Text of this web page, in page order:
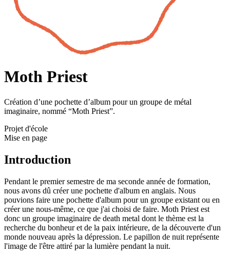
Moth Priest
Création d’une pochette d’album pour un groupe de métal
imaginaire, nommé “Moth Priest”.
Projet d'école
Mise en page
Introduction
Pendant le premier semestre de ma seconde année de formation,
nous avons dû créer une pochette d'album en anglais. Nous
pouvions faire une pochette d'album pour un groupe existant ou en
créer une nous-même, ce que j'ai choisi de faire. Moth Priest est
donc un groupe imaginaire de death metal dont le thème est la
recherche du bonheur et de la paix intérieure, de la découverte d'un
monde nouveau après la dépression. Le papillon de nuit représente
l'image de l'être attiré par la lumière pendant la nuit.